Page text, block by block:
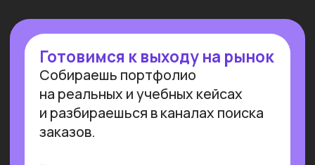
Заказов на 300 млн ₽
через наш карьерный центр
Преподаем в лучших вузах